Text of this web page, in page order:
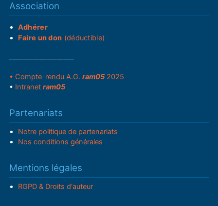
Association
Adhérer
Faire un don (déductible)
• Compte-rendu A.G.ram05 2025
• Intranetram05
Partenariats
Notre politique de partenariats
Nos conditions générales
Mentions légales
RGPD & Droits d'auteur